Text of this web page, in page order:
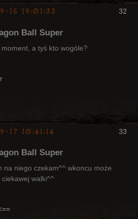
32
15 19:01:33
Ball Super
a tyś kto wogóle?
33
17 10:41:14
Ball Super
na niego czekam^^ wkoncu może
walki^^